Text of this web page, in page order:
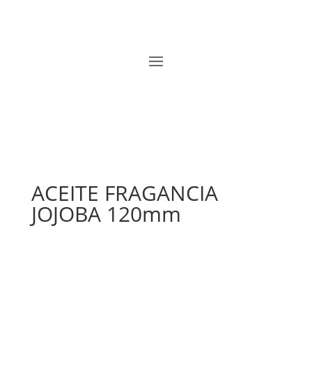
ACEITE FRAGANCIA
JOJOBA 120mm